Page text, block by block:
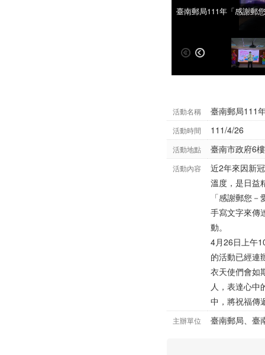
臺南郵局111年「感謝郵
臺南郵局111年「感謝郵
活動名稱 臺南郵局111
活動時間 111/4/26
活動地點 臺南市政府6
活動內容
近2年來因新
溫度，是日益
「感謝郵您
手寫文字來傳
動。
4月26日上午
的活動已經連
衣天使們會如
人，表達心中
中，將祝福傳
主辦單位 臺南郵局、臺